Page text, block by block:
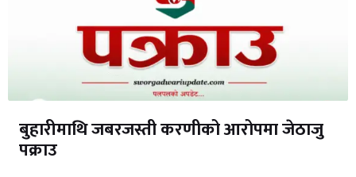
बुहारीमाथि जबरजस्ती करणीको आरोपमा जेठाजु
पक्राउ